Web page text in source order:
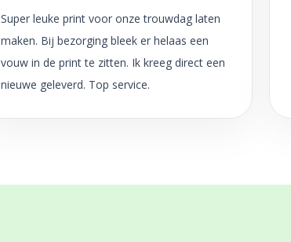
Super leuke print voor onze trouwdag laten
maken. Bij bezorging bleek er helaas een
vouw in de print te zitten. Ik kreeg direct een
nieuwe geleverd. Top service.